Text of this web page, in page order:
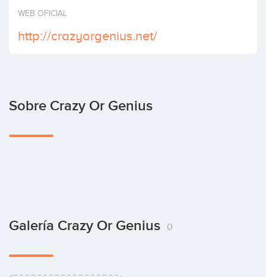
Invertir
WEB OFICIAL
http://crazyorgenius.net/
Sobre Crazy Or Genius
Galería Crazy Or Genius 0